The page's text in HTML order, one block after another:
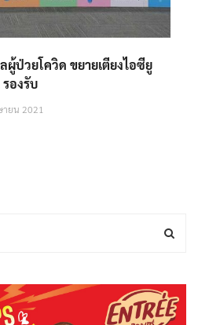
ป่วยโควิด ขยายเตียงไอซียู
องรับ
ายน 2021